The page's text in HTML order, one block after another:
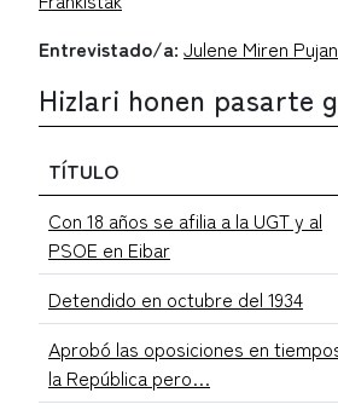
Entrevistado/a: Julene Miren
Hizlari honen pasarte
TÍTULO
Con 18 años se afilia a la UGT y al
PSOE en Eibar
Detendido en octubre del 1934
Aprobó las oposiciones en
la República pero…